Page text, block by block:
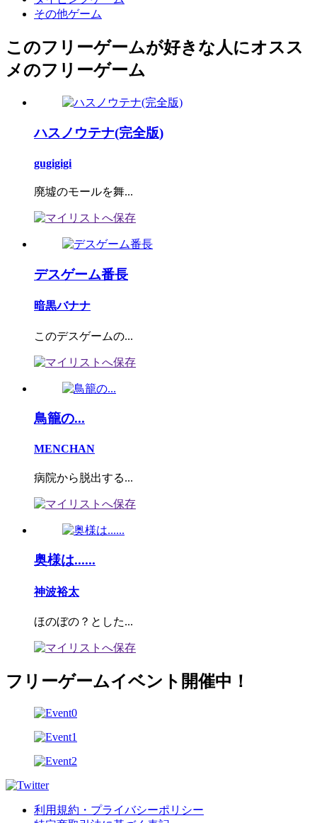
その他ゲーム
このフリーゲームが好きな人にオスス
メのフリーゲーム
ハスノウテナ(完全版)
gugigigi
廃墟のモールを舞...
デスゲーム番長
暗黒バナナ
このデスゲームの...
鳥籠の...
MENCHAN
病院から脱出する...
奥様は......
神波裕太
ほのぼの？とした...
フリーゲームイベント開催中！
利用規約・プライバシーポリシー